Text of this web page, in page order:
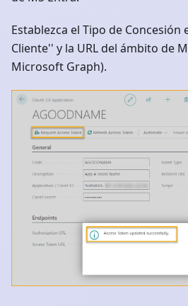
Establezca el Tipo de Concesión
Cliente'' y la URL del ámbito de
Microsoft Graph).